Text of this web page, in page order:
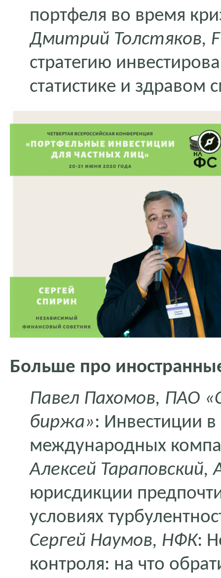
портфеля во время
Дмитрий Толстяков,
стратегию
статистике и здравом
Больше про
Павел Пахомов, ПАО
биржа»: Инвестиции
международных
Алексей Тараповский,
юрисдикции
условиях
Сергей Наумов, НФК:
контроля: на что